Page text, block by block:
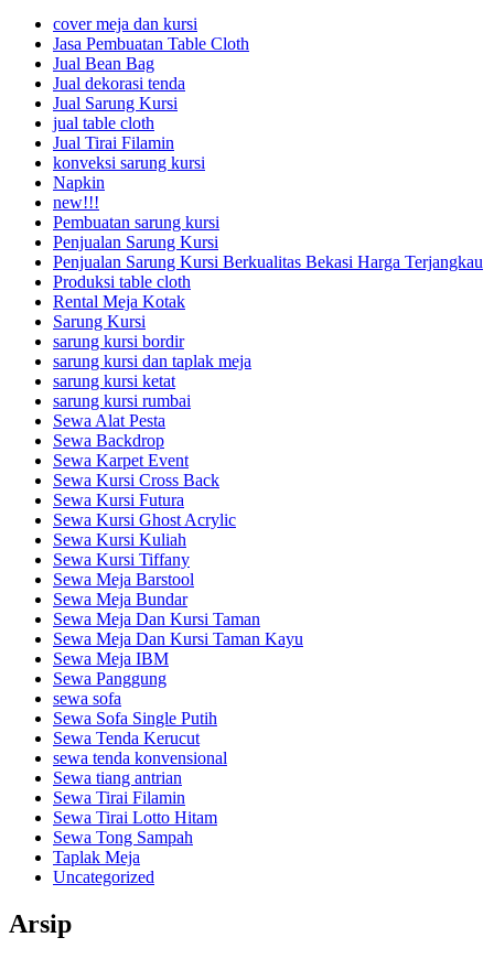
cover meja dan kursi
Jasa Pembuatan Table Cloth
Jual Bean Bag
Jual dekorasi tenda
Jual Sarung Kursi
jual table cloth
Jual Tirai Filamin
konveksi sarung kursi
Napkin
new!!!
Pembuatan sarung kursi
Penjualan Sarung Kursi
Penjualan Sarung Kursi Berkualitas Bekasi Harga Terjangkau
Produksi table cloth
Rental Meja Kotak
Sarung Kursi
sarung kursi bordir
sarung kursi dan taplak meja
sarung kursi ketat
sarung kursi rumbai
Sewa Alat Pesta
Sewa Backdrop
Sewa Karpet Event
Sewa Kursi Cross Back
Sewa Kursi Futura
Sewa Kursi Ghost Acrylic
Sewa Kursi Kuliah
Sewa Kursi Tiffany
Sewa Meja Barstool
Sewa Meja Bundar
Sewa Meja Dan Kursi Taman
Sewa Meja Dan Kursi Taman Kayu
Sewa Meja IBM
Sewa Panggung
sewa sofa
Sewa Sofa Single Putih
Sewa Tenda Kerucut
sewa tenda konvensional
Sewa tiang antrian
Sewa Tirai Filamin
Sewa Tirai Lotto Hitam
Sewa Tong Sampah
Taplak Meja
Uncategorized
Arsip